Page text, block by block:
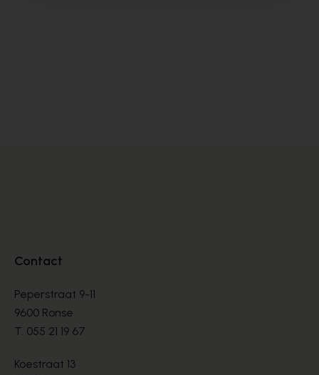
Contact
Peperstraat 9-11
9600 Ronse
T. 055 21 19 67
Koestraat 13